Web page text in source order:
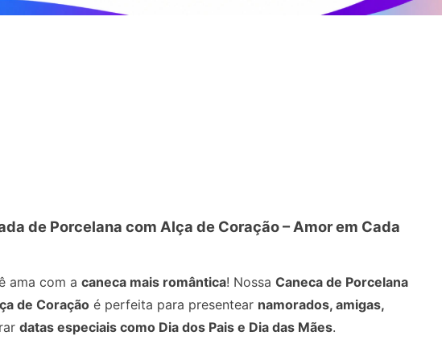
de Porcelana com Alça de Coração – Amor em Cada
ama com a caneca mais romântica! Nossa Caneca de Porcelana
de Coração é perfeita para presentear namorados, amigas,
datas especiais como Dia dos Pais e Dia das Mães.